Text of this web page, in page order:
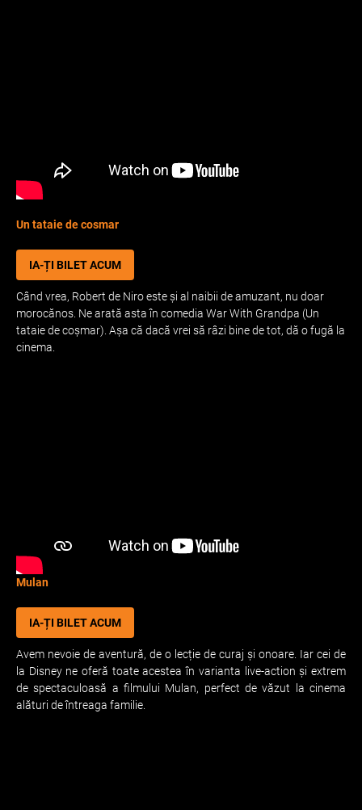
Un tataie de cosmar
IA-ȚI BILET ACUM
Când vrea, Robert de Niro este și al naibii de amuzant, nu doar
morocănos. Ne arată asta în comedia War With Grandpa (Un
tataie de coșmar). Așa că dacă vrei să râzi bine de tot, dă o fugă la
cinema.
Mulan
IA-ȚI BILET ACUM
Avem nevoie de aventură, de o lecție de curaj și onoare. Iar cei de
la Disney ne oferă toate acestea în varianta live-action și extrem
de spectaculoasă a filmului Mulan, perfect de văzut la cinema
alături de întreaga familie.